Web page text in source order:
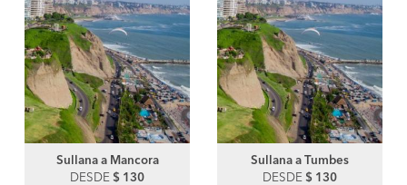
Sullana a Mancora
DESDE $ 130
Sullana a Tumbes
DESDE $ 130